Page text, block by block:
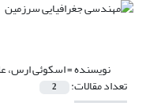
نویسنده =اسکوئی ارس،
تعداد مقالات: 2